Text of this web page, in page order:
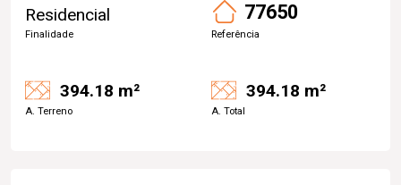
Residencial
Finalidade
77650
Referência
394.18 m²
A. Terreno
394.18 m²
A. Total